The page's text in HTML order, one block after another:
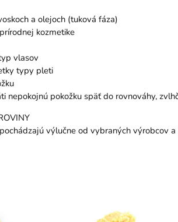
a olejoch (tuková fáza)
kozmetike
vlasov
typy pleti
nepokojnú pokožku späť do rovnováhy,
výlučne od vybraných výrobcov